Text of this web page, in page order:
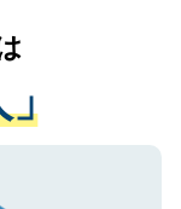
ての厳密な
に付与され
済みです。
SSL（デー
ください。
状況や紹介
ドバイスを
転職をされ
が可能です